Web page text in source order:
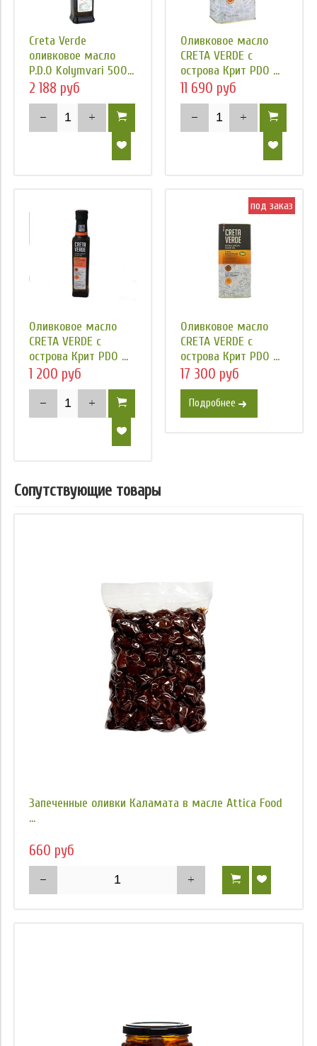
Creta Verde
оливковое масло
P.D.O Kolymvari 500...
2 188 руб
Оливковое масло
CRETA VERDE с
острова Крит PDO ...
11 690 руб
Оливковое масло
CRETA VERDE с
острова Крит PDO ...
1 200 руб
под заказ
Оливковое масло
CRETA VERDE с
острова Крит PDO ...
17 300 руб
Подробнее
Сопутствующие товары
Запеченные оливки Каламата в масле Attica Food
...
660 руб